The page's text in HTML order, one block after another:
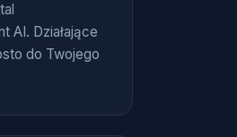
AI. Działające
do Twojego